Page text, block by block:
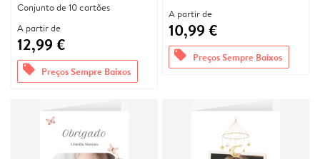
Conjunto de 10 cartões
A partir de
12,99 €
offers Preços Sempre Baixos
A partir de
10,99 €
offers Preços Sempre Baixos